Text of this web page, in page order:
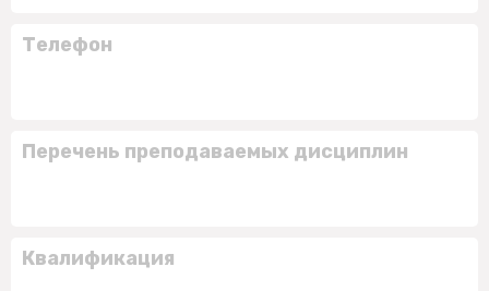
Телефон
Перечень преподаваемых дисциплин
Квалификация